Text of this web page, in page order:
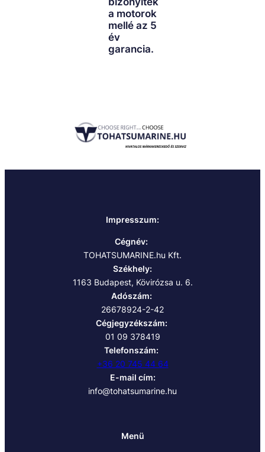
a motorok
mellé az 5
év
garancia.
Impresszum:
Cégnév:
TOHATSUMARINE.hu Kft.
Székhely:
1163 Budapest, Kövirózsa u. 6.
Adószám:
26678924-2-42
Cégjegyzékszám:
01 09 378419
Telefonszám:
+36 20 745 44 64
E-mail cím:
info@tohatsumarine.hu
Menü